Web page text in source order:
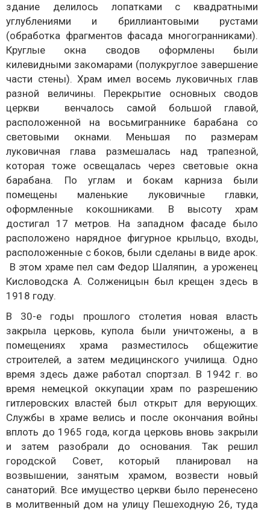
здание делилось лопатками с квадратными
углублениями и бриллиантовыми рустами
(обработка фрагментов фасада многогранниками).
Круглые окна сводов оформлены были
килевидными закомарами (полукруглое завершение
части стены). Храм имел восемь луковичных глав
разной величины. Перекрытие основных сводов
церкви венчалось самой большой главой,
расположенной на восьмиграннике барабана со
световыми окнами. Меньшая по размерам
луковичная глава размешалась над трапезной,
которая тоже освещалась через световые окна
барабана. По углам и бокам карниза были
помещены маленькие луковичные главки,
оформленные кокошниками. В высоту храм
достигал 17 метров. На западном фасаде было
расположено нарядное фигурное крыльцо, входы,
расположенные с боков, были сделаны в виде арок.
В этом храме пел сам Федор Шаляпин, а уроженец
Кисловодска А. Солженицын был крещен здесь в
1918 году.
В 30-е годы прошлого столетия новая власть
закрыла церковь, купола были уничтожены, а в
помещениях храма разместилось общежитие
строителей, а затем медицинского училища. Одно
время здесь даже работал спортзал. В 1942 г. во
время немецкой оккупации храм по разрешению
гитлеровских властей был открыт для верующих.
Службы в храме велись и после окончания войны
вплоть до 1965 года, когда церковь вновь закрыли
и затем разобрали до основания. Так решил
городской Совет, который планировал на
возвышении, занятым храмом, возвести новый
санаторий. Все имущество церкви было перенесено
в молитвенный дом на улицу Пешеходную 26, туда